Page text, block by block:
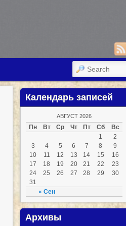
SEARCH
Календарь записей
АВГУСТ 2026
Пн Вт Ср Чт Пт Сб Вс
« Сен
1
2
3
4 5 6 7 8
9
10
11 12 13 14 15
16
17
18 19 20 21 22
23
24
25 26 27 28 29
30
31
Архивы